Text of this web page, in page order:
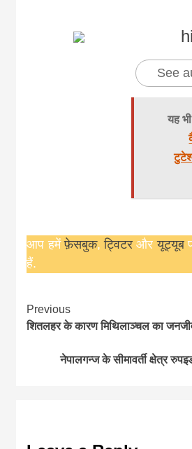
See
यह
आप हमेंफ़ेसबुक,ट्विटरऔरयूट्यूब
हैं.
Continue
Reading
Previous
शितलहर के कारण मिथिलाञ्चल का
नेपालगन्ज के सीमावर्ती क्षेत्र